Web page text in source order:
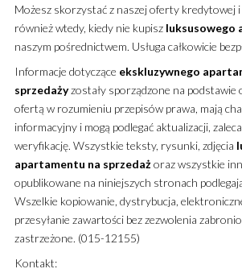
Możesz skorzystać z naszej oferty kredytowej i
również wtedy, kiedy nie kupisz luksusowego
naszym pośrednictwem. Usługa całkowicie
Informacje dotyczące ekskluzywnego
sprzedażyzostały sporządzone na podstawie
ofertą w rozumieniu przepisów prawa, mają
informacyjny i mogą podlegać aktualizacji,
weryfikację. Wszystkie teksty, rysunki, zdjęcia
apartamentu na sprzedażoraz wszystkie
opublikowane na niniejszych stronach
Wszelkie kopiowanie, dystrybucja,
przesyłanie zawartości bez zezwolenia
zastrzeżone. (015-12155)
Kontakt: